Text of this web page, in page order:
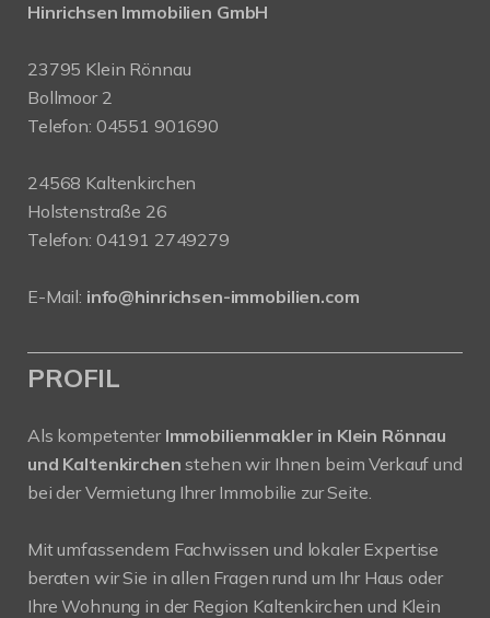
Hinrichsen Immobilien GmbH
23795 Klein Rönnau
Bollmoor 2
Telefon: 04551 901690
24568 Kaltenkirchen
Holstenstraße 26
Telefon: 04191 2749279
E-Mail: info@hinrichsen-immobilien.com
PROFIL
Als kompetenter Immobilienmakler in Klein Rönnau
und Kaltenkirchenstehen wir Ihnen beim Verkauf und
bei der Vermietung Ihrer Immobilie zur Seite.
Mit umfassendem Fachwissen und lokaler Expertise
beraten wir Sie in allen Fragen rund um Ihr Haus oder
Ihre Wohnung in der Region Kaltenkirchen und Klein